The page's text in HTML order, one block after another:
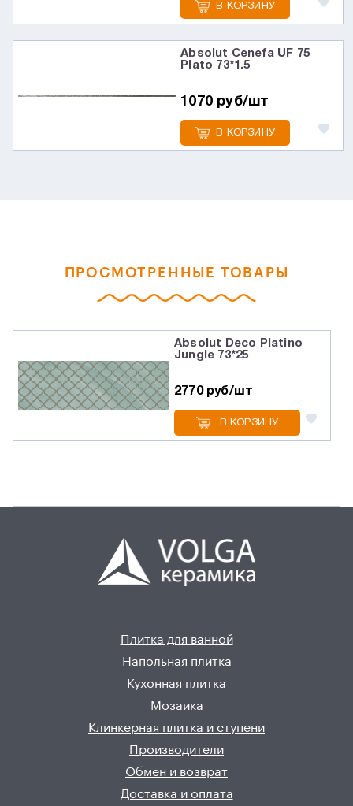
В КОРЗИНУ
Absolut Cenefa UF 75
Plato 73*1.5
1070 руб/шт
В КОРЗИНУ
ПРОСМОТРЕННЫЕ ТОВАРЫ
Absolut Deco Platino
Jungle 73*25
2770 руб/шт
В КОРЗИНУ
Плитка для ванной
Напольная плитка
Кухонная плитка
Мозаика
Клинкерная плитка и ступени
Производители
Обмен и возврат
Доставка и оплата